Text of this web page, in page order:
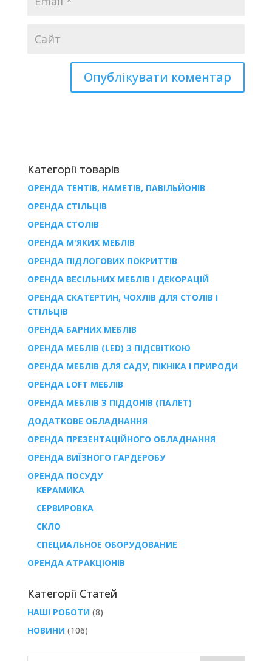
Категорії товарів
ОРЕНДА ТЕНТІВ, НАМЕТІВ, ПАВІЛЬЙОНІВ
ОРЕНДА СТІЛЬЦІВ
ОРЕНДА СТОЛІВ
ОРЕНДА М'ЯКИХ МЕБЛІВ
ОРЕНДА ПІДЛОГОВИХ ПОКРИТТІВ
ОРЕНДА ВЕСІЛЬНИХ МЕБЛІВ І ДЕКОРАЦІЙ
ОРЕНДА СКАТЕРТИН, ЧОХЛІВ ДЛЯ СТОЛІВ І
СТІЛЬЦІВ
ОРЕНДА БАРНИХ МЕБЛІВ
ОРЕНДА МЕБЛІВ (LED) З ПІДСВІТКОЮ
ОРЕНДА МЕБЛІВ ДЛЯ САДУ, ПІКНІКА І ПРИРОДИ
ОРЕНДА LOFT МЕБЛІВ
ОРЕНДА МЕБЛІВ З ПІДДОНІВ (ПАЛЕТ)
ДОДАТКОВЕ ОБЛАДНАННЯ
ОРЕНДА ПРЕЗЕНТАЦІЙНОГО ОБЛАДНАННЯ
ОРЕНДА ВИЇЗНОГО ГАРДЕРОБУ
ОРЕНДА ПОСУДУ
КЕРАМИКА
СЕРВИРОВКА
СКЛО
СПЕЦИАЛЬНОЕ ОБОРУДОВАНИЕ
ОРЕНДА АТРАКЦІОНІВ
Категорії Статей
НАШІ РОБОТИ(8)
НОВИНИ(106)